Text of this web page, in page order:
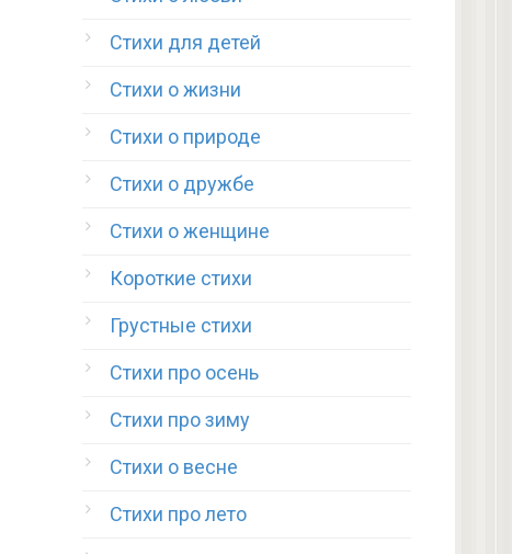
Стихи для детей
Стихи о жизни
Стихи о природе
Стихи о дружбе
Стихи о женщине
Короткие стихи
Грустные стихи
Стихи про осень
Стихи про зиму
Стихи о весне
Стихи про лето